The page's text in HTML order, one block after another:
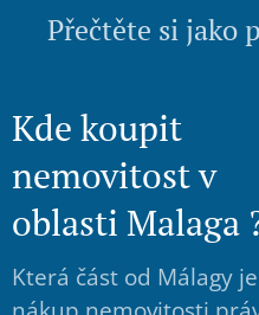
Přečtěte si jako
Kde koupit
nemovitost v
oblasti Malaga
Která část od Málagy